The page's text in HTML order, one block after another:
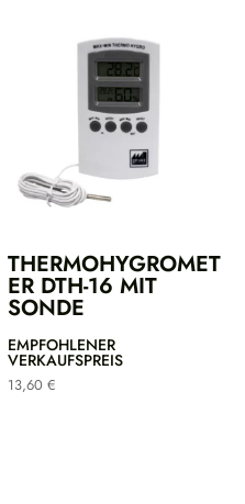
THERMOHYGROMET
ER DTH-16 MIT
SONDE
EMPFOHLENER
VERKAUFSPREIS
13,60€